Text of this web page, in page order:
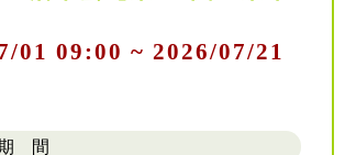
01 09:00 ~ 2026/07/21
間